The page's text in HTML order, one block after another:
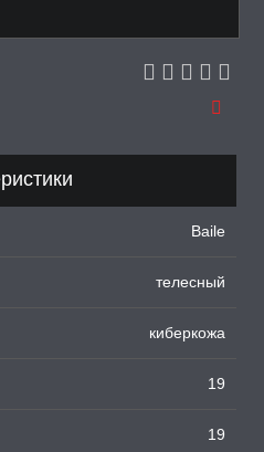
Baile
телесный
киберкожа
19
19